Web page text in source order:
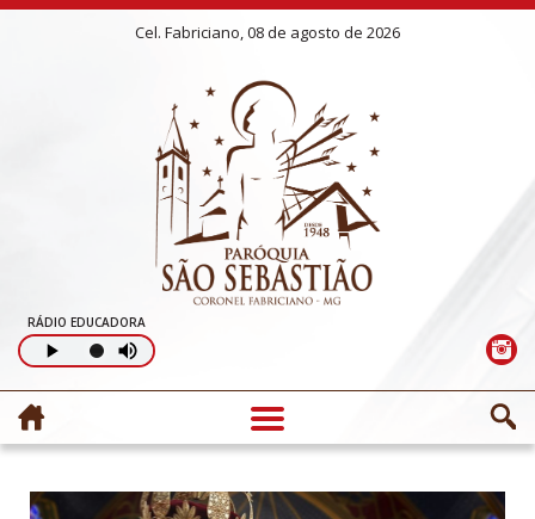
Cel. Fabriciano, 08 de agosto de 2026
RÁDIO EDUCADORA